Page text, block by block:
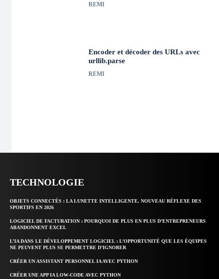
REMI
Encoder et décoder des URLs avec
urllib.parse
REMI
TECHNOLOGIE
OBJETS CONNECTÉS : LA LUNETTE INTELLIGENTE, NOUVEAU RÉFLEXE DES
SPORTIFS EN 2026
LOGICIEL DE FACTURATION : POURQUOI DE PLUS EN PLUS D’ENTREPRENEURS
ABANDONNENT EXCEL
L’IA DANS LE DÉVELOPPEMENT LOGICIEL : L’OPPORTUNITÉ QUE LES ÉQUIPES
NE PEUVENT PLUS SE PERMETTRE D’IGNORER
CRÉER UN ASSISTANT PERSONNEL IA AVEC PYTHON
CRÉER UNE APP IA LOW-CODE AVEC PYTHON